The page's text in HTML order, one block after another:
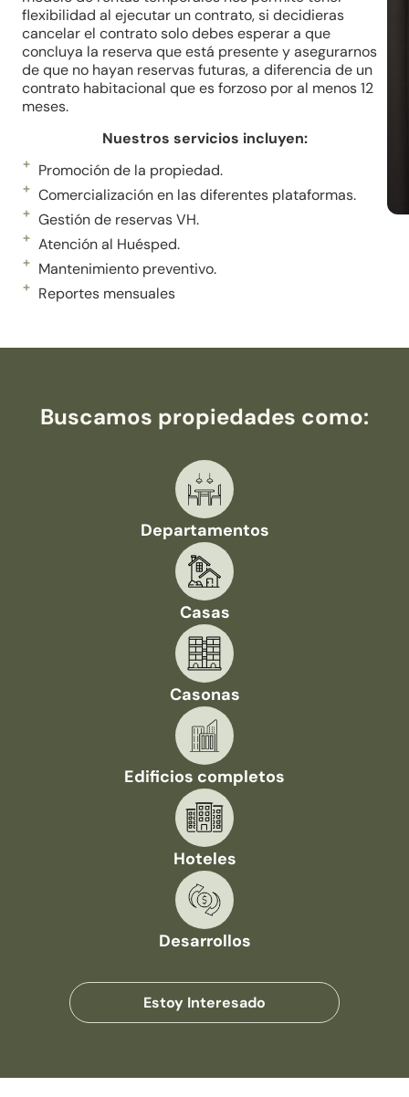
flexibilidad al ejecutar un contrato, si decidieras
cancelar el contrato solo debes esperar a que
concluya la reserva que está presente y asegurarnos
de que no hayan reservas futuras, a diferencia de un
contrato habitacional que es forzoso por al menos 12
meses.
Nuestros servicios incluyen:
Promoción de la propiedad.
Comercialización en las diferentes plataformas.
Gestión de reservas VH.
Atención al Huésped.
Mantenimiento preventivo.
Reportes mensuales
Buscamos propiedades como:
Departamentos
Casas
Casonas
Edificios completos
Hoteles
Desarrollos
Estoy Interesado